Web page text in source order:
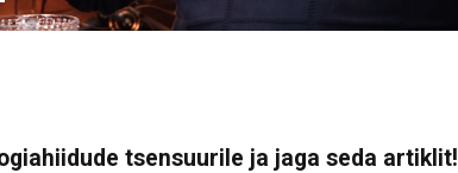
tsensuurile ja jaga seda artiklit!